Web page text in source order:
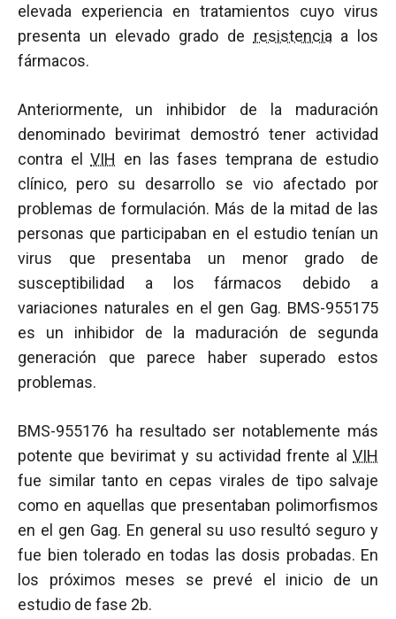
elevada experiencia en tratamientos cuyo virus
presenta un elevado grado de resistencia a los
fármacos.
Anteriormente, un inhibidor de la maduración
denominado bevirimat demostró tener actividad
contra elVIH en las fases temprana de estudio
clínico, pero su desarrollo se vio afectado por
problemas de formulación. Más de la mitad de las
personas que participaban en el estudio tenían un
virus que presentaba un menor grado de
susceptibilidad a los fármacos debido a
variaciones naturales en el gen Gag. BMS-955175
es un inhibidor de la maduración de segunda
generación que parece haber superado estos
problemas.
BMS-955176 ha resultado ser notablemente más
potente que bevirimat y su actividad frente al VIH
fue similar tanto en cepas virales de tipo salvaje
como en aquellas que presentaban polimorfismos
en el gen Gag. En general su uso resultó seguro y
fue bien tolerado en todas las dosis probadas. En
los próximos meses se prevé el inicio de un
estudio de fase 2b.